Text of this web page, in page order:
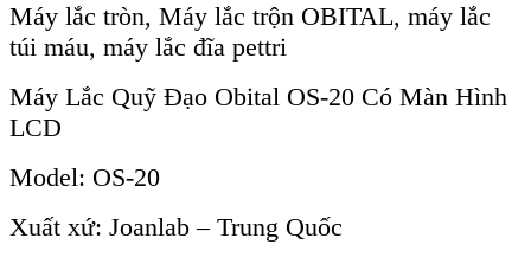
Máy lắc tròn, Máy lắc trộn OBITAL, máy lắc
túi máu, máy lắc đĩa pettri
Máy Lắc Quỹ Đạo Obital OS-20 Có Màn Hình
LCD
Model: OS-20
Xuất xứ: Joanlab – Trung Quốc